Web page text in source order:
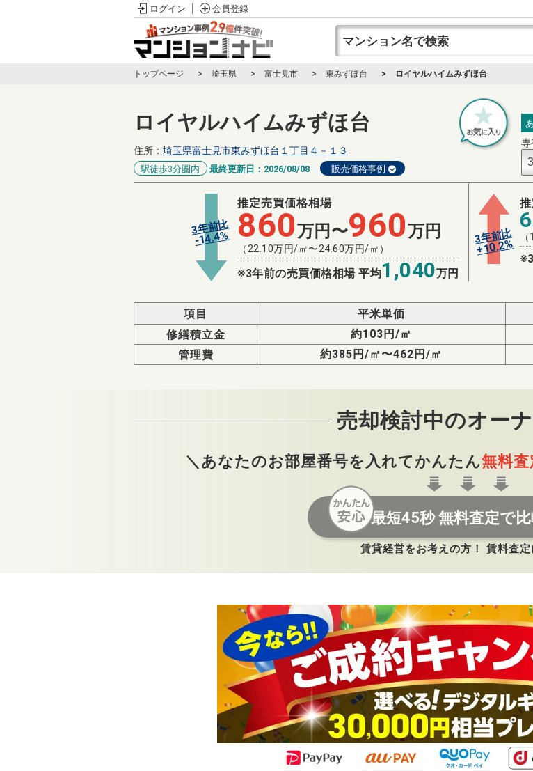
ログイン 会員登録
トップページ 埼玉県 富士見市 東みずほ台 ロイヤルハイムみずほ台
ロイヤルハイムみずほ台
住所： 埼玉県富士見市東みずほ台１丁目４－１３
駅徒歩3分圏内 最終更新日： 2026/08/08 販売価格事例
専
3年前比
-14.4%
推定売買価格相場
860万円〜960万円
（ 22.10万円/㎡〜24.60万円/㎡）
※3年前の売買価格相場 平均1,040万円
3年前比
+10.2%
（
項目 平米単価
修繕積立金
約103円/㎡
管理費 約385円/㎡〜462円/㎡
売却検討中のオー
＼あなたのお部屋番号を入れてかんたん無料査
最短45秒 無料査定で
賃貸経営をお考えの方！ 賃料査